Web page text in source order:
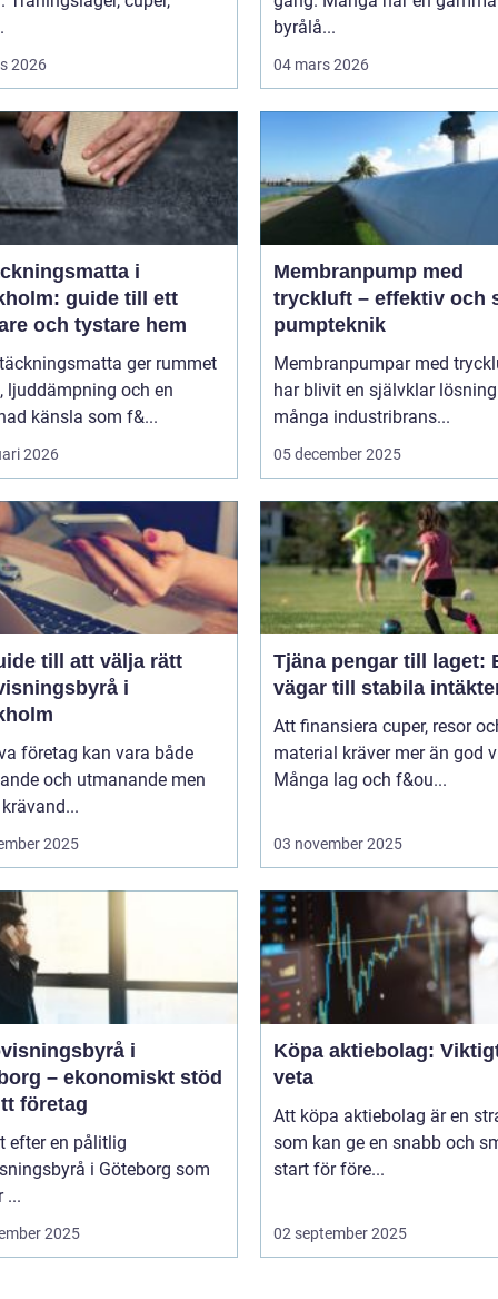
2026
byrålå...
04 mars 2026
i
guide till ett
och tystare hem
ger rummet
ljuddämpning och en
känsla som f&...
2026
Membranpump med
tryckluft – effektiv och
pumpteknik
Membranpumpar med
har blivit en självklar
många industribrans...
05 december 2025
till att välja rätt
i
företag kan vara både
och utmanande men
2025
Tjäna pengar till laget:
vägar till stabila
Att finansiera cuper, resor
material kräver mer än god
Många lag och f&ou...
03 november 2025
i
– ekonomiskt stöd
företag
efter en pålitlig
i Göteborg som
...
2025
Köpa aktiebolag:
veta
Att köpa aktiebolag är en
som kan ge en snabb och
start för före...
02 september 2025